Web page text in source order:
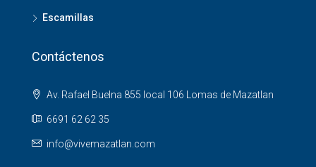
Escamillas
Contáctenos
Av. Rafael Buelna 855 local 106 Lomas de Mazatlan
6691 62 62 35
info@vivemazatlan.com